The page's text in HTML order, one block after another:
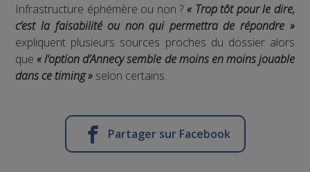
Infrastructure éphémère ou non ? « Trop tôt pour le dire,
c’est la faisabilité ou non qui permettra de répondre »
expliquent plusieurs sources proches du dossier alors
que « l’option d’Annecy semble de moins en moins jouable
dans ce timing » selon certains.
Partager sur Facebook